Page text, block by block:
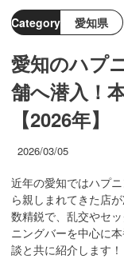
Category 愛知県
愛知のハプ
舗へ潜入！
【2026年】
2026/03/05
近年の愛知ではハプ
ら親しまれてきた店
数精鋭で、乱交やセ
ニングバーを中心に
談と共に紹介します！